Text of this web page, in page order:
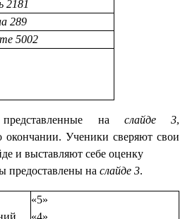
2181
289
5002
представленные на слайде 3,
окончании. Ученики сверяют свои
и выставляют себе оценку
предоставлены на слайде 3.
«5»